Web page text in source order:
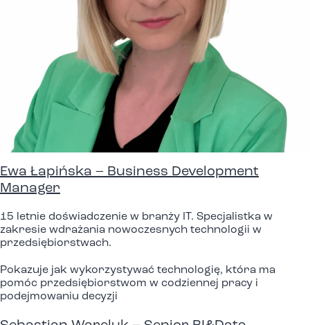
Ewa Łapińska – Business Development
Manager
15 letnie doświadczenie w branży IT. Specjalistka w
zakresie wdrażania nowoczesnych technologii w
przedsiębiorstwach.
Pokazuje jak wykorzystywać technologię, która ma
pomóc przedsiębiorstwom w codziennej pracy i
podejmowaniu decyzji